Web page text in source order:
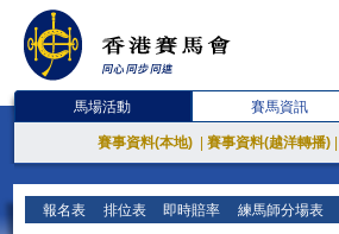
馬場活動 賽馬資訊
賽事資料(本地) 賽事資料(越洋轉播)
報名表 排位表 即時賠率 練馬師分場表